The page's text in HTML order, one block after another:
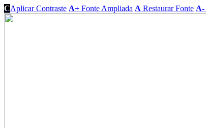
CAplicar Contraste A+ Fonte Ampliada A Restaurar Fonte A-